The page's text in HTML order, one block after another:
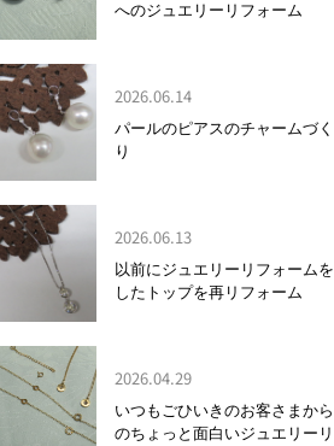
へのジュエリーリフォーム
2026.06.14
パールのピアスのチャームづく
り
2026.06.13
以前にジュエリーリフォームを
したトップを再リフォーム
2026.04.29
いつもごひいきのお客さまから
のちょっと面白いジュエリーリ